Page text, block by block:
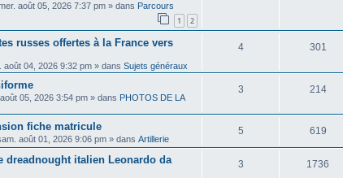
août 05, 2026 7:37 pm » dans Parcours
1 2
russes offertes à la France vers
août 04, 2026 9:32 pm » dans Sujets généraux
4 301
05, 2026 3:54 pm » dans PHOTOS DE LA
3 214
fiche matricule
août 01, 2026 9:06 pm » dans Artillerie
5 619
dreadnought italien Leonardo da
3 1736